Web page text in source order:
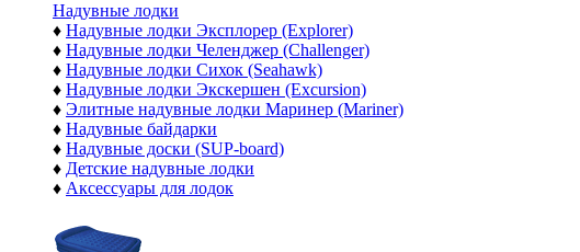
Надувные лодки
♦ Надувные лодки Эксплорер (Explorer)
♦ Надувные лодки Челенджер (Challenger)
♦ Надувные лодки Сихок (Seahawk)
♦ Надувные лодки Экскершен (Excursion)
♦ Элитные надувные лодки Маринер (Mariner)
♦ Надувные байдарки
♦ Надувные доски (SUP-board)
♦ Детские надувные лодки
♦ Аксессуары для лодок